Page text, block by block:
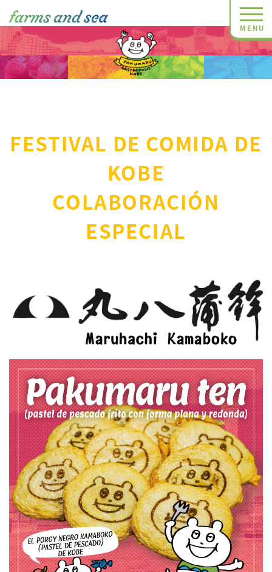
FESTIVAL DE COMIDA DE
KOBE
COLABORACIÓN
ESPECIAL